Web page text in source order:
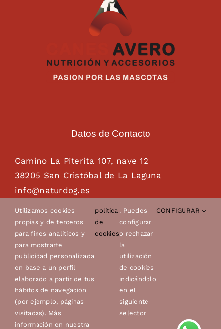
Datos de Contacto
Camino La Piterita 107, nave 12
38205 San Cristóbal de La Laguna
info@naturdog.es
Tel. 922 89 85 89 – 681 28 85 26
© Copyright 2022 - 2026 | Canes Avero, s.l.u. |Aviso
Utilizamos cookies
propias y de terceros
para fines analíticos y
para mostrarte
publicidad personalizada
en base a un perfil
elaborado a partir de tus
hábitos de navegación
(por ejemplo, páginas
visitadas). Más
información en nuestra
política
de
cookies
. Puedes
configurar
o rechazar
la
utilización
de cookies
indicándolo
en el
siguiente
selector:
CONFIGURAR